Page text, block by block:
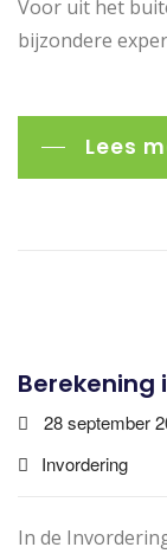
Voor uit het
bijzondere
Lees
28 september
Invordering
In de